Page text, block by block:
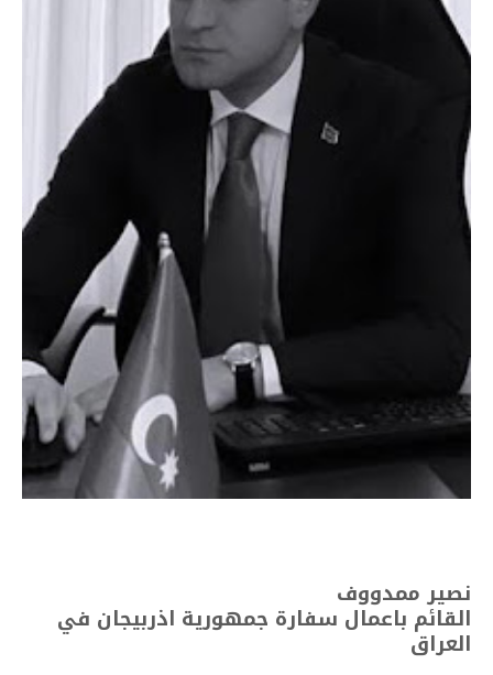
نصير ممدووف
القائم باعمال سفارة جمهورية اذربيجان في
العراق